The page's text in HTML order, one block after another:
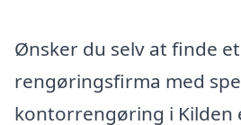
Ønsker du selv at finde et
rengøringsfirma med
kontorrengøring i Kilden